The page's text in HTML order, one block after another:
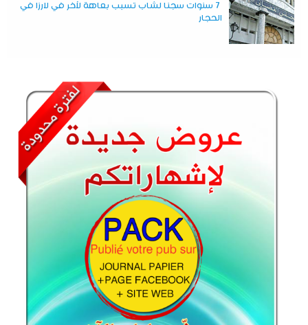
7 سنوات سجنا لشاب تسبب بعاهة لآخر في لارزا في
الحجار